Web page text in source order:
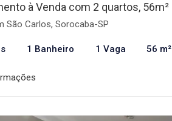
à Venda com 2 quartos, 56m²
São Carlos, Sorocaba-SP
1 Banheiro 1 Vaga 56 m²